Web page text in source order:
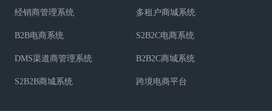
经销商管理系统 多租户商城系统
B2B电商系统 S2B2C电商系统
DMS渠道商管理系统 B2B2C商城系统
S2B2B商城系统 跨境电商平台